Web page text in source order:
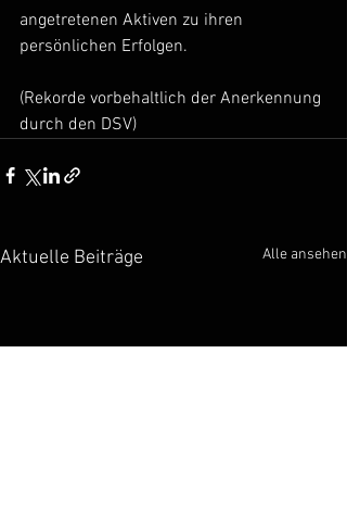
angetretenen Aktiven zu ihren
persönlichen Erfolgen.
(Rekorde vorbehaltlich der Anerkennung
durch den DSV)
Aktuelle Beiträge Alle ansehen